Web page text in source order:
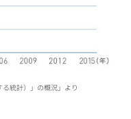
統計）」の概況」より